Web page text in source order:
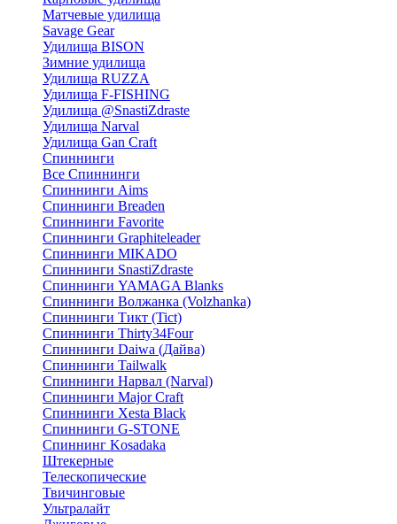
Матчевые удилища
Savage Gear
Удилища BISON
Зимние удилища
Удилища RUZZA
Удилища F-FISHING
Удилища @SnastiZdraste
Удилища Narval
Удилища Gan Craft
Спиннинги
Все Спиннинги
Спиннинги Aims
Спиннинги Breaden
Спиннинги Favorite
Спиннинги Graphiteleader
Спиннинги MIKADO
Спиннинги SnastiZdraste
Спиннинги YAMAGA Blanks
Спиннинги Волжанка (Volzhanka)
Спиннинги Тикт (Tict)
Спиннинги Thirty34Four
Спиннинги Daiwa (Дайва)
Спиннинги Tailwalk
Спиннинги Нарвал (Narval)
Спиннинги Major Craft
Спиннинги Xesta Black
Спиннинги G-STONE
Спиннинг Kosadaka
Штекерные
Телескопические
Твичинговые
Ультралайт